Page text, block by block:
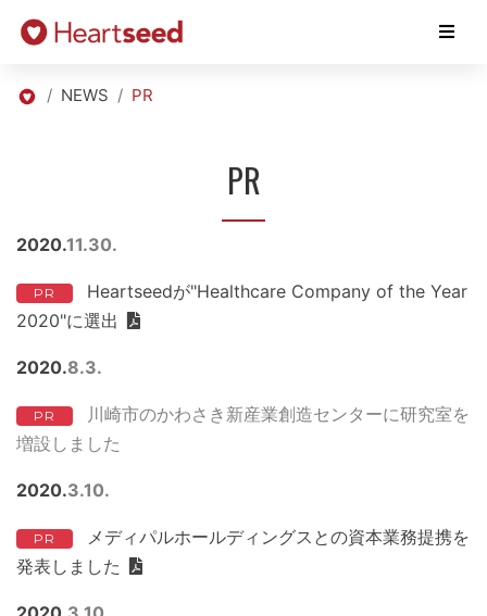
NEWS PR
PR
2020 11 30
PR
Heartseedが"Healthcare Company of the Year
2020"に選出
2020 8 3
PR
川崎市のかわさき新産業創造センターに研究室を
増設しました
2020 3 10
PR
メディパルホールディングスとの資本業務提携を
発表しました